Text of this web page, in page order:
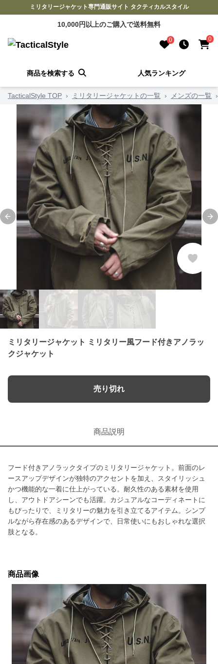
ミリタリージャケット専門通販サイト タクティカルスタイル
10,000円以上のご購入で送料無料
0 0
商品を検索する 人気ランキング
TacticalStyle TOP › ミリタリージャケットの一覧 › メンズの一覧 ›
Previous slide
ミリタリージャケット ミリタリー風フード付きアノラッ
クジャケット
売り切れ
商品説明
フード付きアノラックタイプのミリタリージャケット。前面のレ
ースアップデザインが独特のアクセントを加え、スタイリッシュ
かつ機能的な一着に仕上がっている。耐久性のある素材を使用
し、アウトドアシーンでも活躍。カジュアルなコーディネートに
もぴったりで、ミリタリーの魅力を引き立てるアイテム。シンプ
ルながら存在感のあるデザインで、日常使いにもおしゃれな選択
肢となる。
商品画像